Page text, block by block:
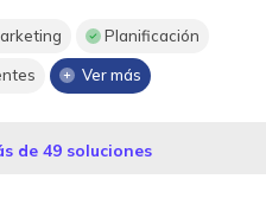
Planificación
Ver más
de 49 soluciones